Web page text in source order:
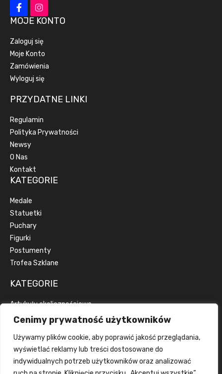
Cenimy prywatność użytkowników
Używamy plików cookie, aby poprawić jakość przeglądania,
wyświetlać reklamy lub treści dostosowane do
indywidualnych potrzeb użytkowników oraz analizować
MOJE KONTO
Zaloguj się
Moje Konto
Zamówienia
Wyloguj się
PRZYDATNE LINKI
Regulamin
Polityka Prywatności
Newsy
O Nas
Kontakt
KATEGORIE
Medale
Statuetki
Puchary
Figurki
Postumenty
Trofea Szklane
KATEGORIE
Artykuły okolicznościowe
Artykuły reklamowe
Emblematy
Wstążki
Grawerka